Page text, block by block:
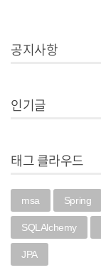
공지사항
인기글
태그 클라우드
msa Spring
SQLAlchemy
JPA